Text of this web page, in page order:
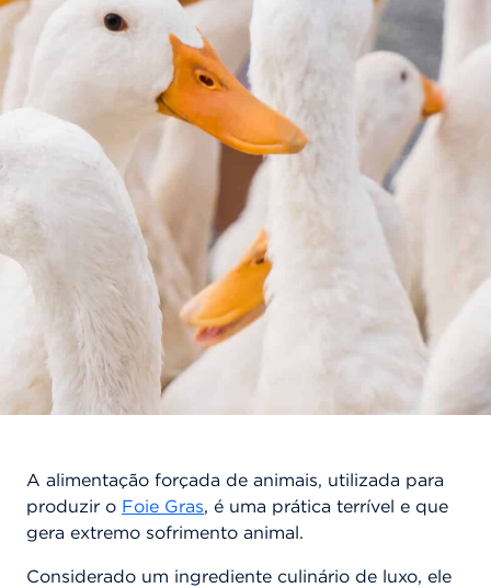
A alimentação forçada de animais, utilizada para
produzir o Foie Gras, é uma prática terrível e que
gera extremo sofrimento animal.
Considerado um ingrediente culinário de luxo, ele